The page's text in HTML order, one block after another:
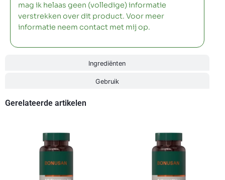
Ingrediënten
Gebruik
mag ik helaas geen (volledige) informatie
verstrekken over dit product. Voor meer
informatie neem contact met mij op.
Gerelateerde artikelen